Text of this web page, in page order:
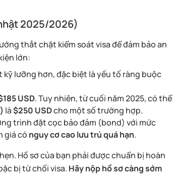
2025/2026)
thắt chặt kiểm soát visa để đảm bảo an
lớn:
kỹ lưỡng hơn, đặc biệt là yếu tố ràng buộc
USD. Tuy nhiên, từ cuối năm 2025, có thể
) là$250 USDcho một số trường hợp.
trình đặt cọc bảo đảm (bond) với mức
giá có nguy cơ cao lưu trú quá hạn.
Hồ sơ của bạn phải được chuẩn bị hoàn
bị từ chối visa. Hãy nộp hồ sơ càng sớm